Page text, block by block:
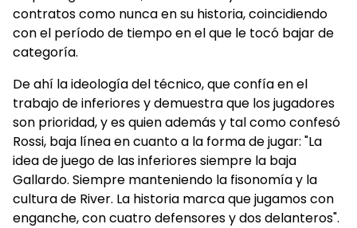
contratos como nunca en su historia, coincidiendo
con el período de tiempo en el que le tocó bajar de
categoría.
De ahí la ideología del técnico, que confía en el
trabajo de inferiores y demuestra que los jugadores
son prioridad, y es quien además y tal como confesó
Rossi, baja línea en cuanto a la forma de jugar: "La
idea de juego de las inferiores siempre la baja
Gallardo. Siempre manteniendo la fisonomía y la
cultura de River. La historia marca que jugamos con
enganche, con cuatro defensores y dos delanteros".